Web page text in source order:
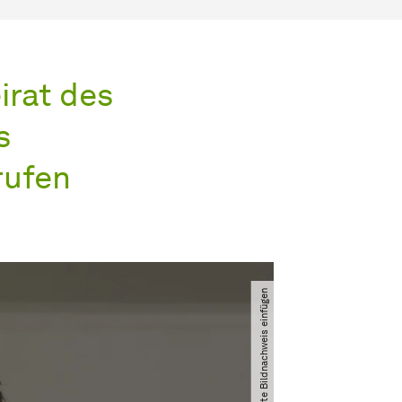
des
Bitte Bildnachweis einfügen